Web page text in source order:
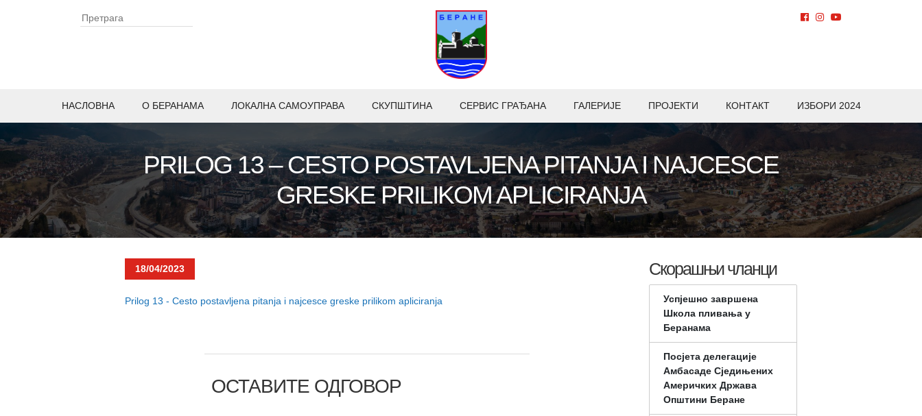
НАСЛОВНА O БЕРАНАМА ЛОКАЛНА САМОУПРАВА СКУПШТИНА СЕРВИС ГРАЂАНА ГАЛЕРИЈЕ ПРОЈЕКТИ КОНТАКТ ИЗБОРИ 2024
PRILOG 13 – CESTO POSTAVLJENA PITANJA I NAJCESCE
GRESKE PRILIKOM APLICIRANJA
18/04/2023
Prilog 13 - Cesto postavljena pitanja i najcesce greske prilikom apliciranja
ОСТАВИТЕ ОДГОВОР
Скорашњи чланци
Успјешно завршена
Школа пливања у
Беранама
Посјета делегације
Амбасаде Сједињених
Америчких Држава
Општини Беране